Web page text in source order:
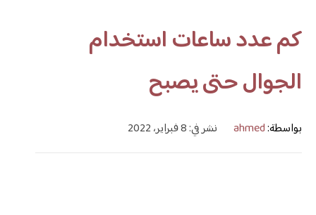
كم عدد ساعات استخدام
الجوال حتى يصبح
بواسطة:ahmed نشر في: 8 فبراير، 2022